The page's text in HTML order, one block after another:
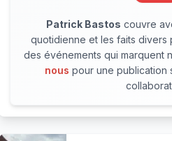
Patrick Bastos couvre
quotidienne et les faits divers
des événements qui marquent
nous pour une publication